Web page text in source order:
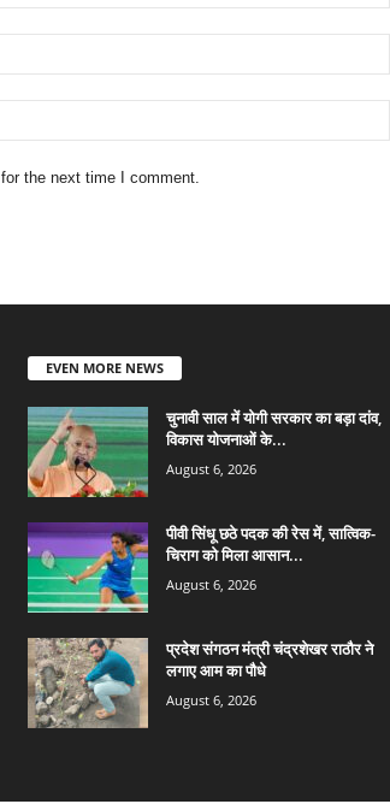
the next time I comment.
EVEN MORE NEWS
चुनावी साल में योगी सरकार का बड़ा दांव,
विकास योजनाओं के...
August 6, 2026
पीवी सिंधू छठे पदक की रेस में, सात्विक-
चिराग को मिला आसान...
August 6, 2026
प्रदेश संगठन मंत्री चंद्रशेखर राठौर ने
लगाए आम का पौधे
August 6, 2026